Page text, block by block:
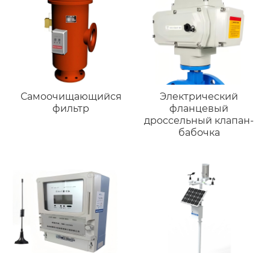
Самоочищающийся
фильтр
Электрический
фланцевый
дроссельный клапан-
бабочка